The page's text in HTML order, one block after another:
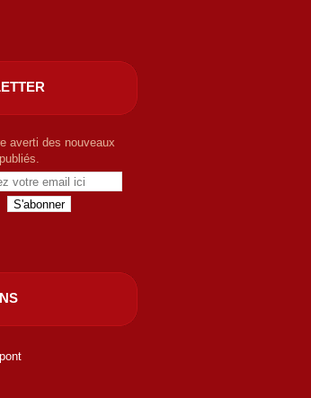
averti des nouveaux